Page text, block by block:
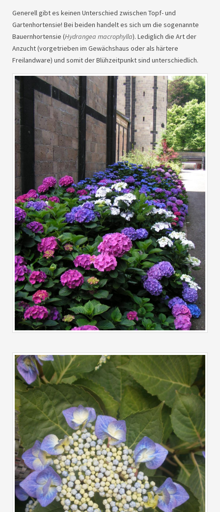
Generell gibt es keinen Unterschied zwischen Topf- und
Gartenhortensie! Bei beiden handelt es sich um die sogenannte
Bauernhortensie (Hydrangea macrophylla). Lediglich die Art der
Anzucht (vorgetrieben im Gewächshaus oder als härtere
Freilandware) und somit der Blühzeitpunkt sind unterschiedlich.